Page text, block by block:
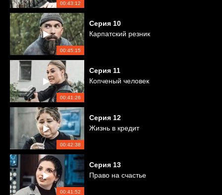
00:43:12
00:45:15
Серия 10
Карпатский резник
00:41:26
Серия 11
Копченый человек
00:42:38
Серия 12
Жизнь в кредит
00:41:52
Серия 13
Право на счастье